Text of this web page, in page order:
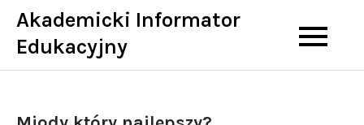
Skip
content
Akademicki Informator
Edukacyjny